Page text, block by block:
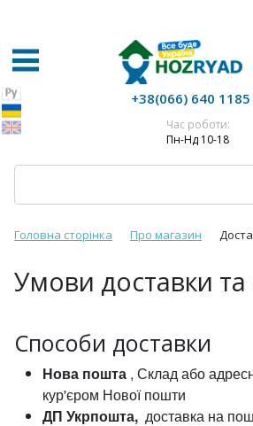
+38(066) 640 1185
Час роботи:
Пн-Нд 10-18
Головна сторінка Про магазин
Умови доставки
Способи доставки
Нова пошта , Склад або
кур'єром Нової пошти
ДП Укрпошта, доставка на